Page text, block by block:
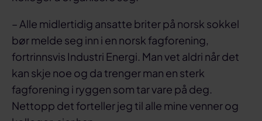
– Alle midlertidig ansatte briter på norsk sokkel
bør melde seg inn i en norsk fagforening,
fortrinnsvis Industri Energi. Man vet aldri når det
kan skje noe og da trenger man en sterk
fagforening i ryggen som tar vare på deg.
Nettopp det forteller jeg til alle mine venner og